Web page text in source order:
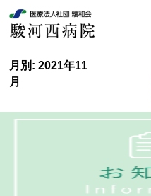
月別: 2021年11
月